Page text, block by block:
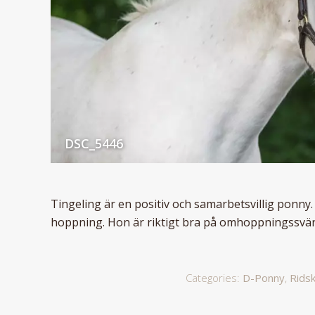
DSC_5446
Tingeling är en positiv och samarbetsvillig
hoppning. Hon är riktigt bra på
Categories: D-Ponny,